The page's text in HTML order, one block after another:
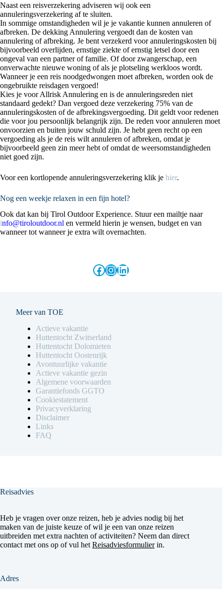
Naast een reisverzekering adviseren wij ook een
annuleringsverzekering af te sluiten.
In sommige omstandigheden wil je je vakantie kunnen annuleren of
afbreken. De dekking Annulering vergoedt dan de kosten van
annulering of afbreking. Je bent verzekerd voor annuleringskosten bij
bijvoorbeeld overlijden, ernstige ziekte of ernstig letsel door een
ongeval van een partner of familie. Of door zwangerschap, een
onverwachte nieuwe woning of als je plotseling werkloos wordt.
Wanneer je een reis noodgedwongen moet afbreken, worden ook de
ongebruikte reisdagen vergoed!
Kies je voor Allrisk Annulering en is de annuleringsreden niet
standaard gedekt? Dan vergoed deze verzekering 75% van de
annuleringskosten of de afbrekingsvergoeding. Dit geldt voor redenen
die voor jou persoonlijk belangrijk zijn. De reden voor annuleren moet
onvoorzien en buiten jouw schuld zijn. Je hebt geen recht op een
vergoeding als je de reis wilt annuleren of afbreken, omdat je
bijvoorbeeld geen zin meer hebt of omdat de weersomstandigheden
niet goed zijn.
Voor een kortlopende annuleringsverzekering klik je hier.
Nog een weekje relaxen in een fijn hotel?
Ook dat kan bij Tirol Outdoor Experience. Stuur een mailtje naar
info@tiroloutdoor.nl en vermeld hierin je wensen, budget en van
wanneer tot wanneer je extra wilt overnachten.
Facebook
Instagram
LinkedIn
Meer van TOE
Actieve vakantie
Huttentocht Zwitserland
Huttentocht Dolomieten
Huttentocht Oostenrijk
Avontuurlijke vakantie
Actieve vakantie gezin
Algemene voorwaarden
Garantiefonds GGTO
Cookiestatement
Privacyverklaring
Disclaimer
Links
FAQ
Reisadvies
Heb je vragen over onze reizen, heb je advies nodig bij het
maken van de juiste keuze of wil je een van onze reizen
uitbreiden met extra nachten of activiteiten? Neem dan direct
contact met ons op of vul het Reisadviesformulierin.
Adres